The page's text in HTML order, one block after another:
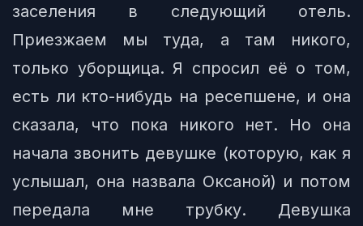
заселения в следующий отель.
Приезжаем мы туда, а там никого,
только уборщица. Я спросил её о том,
есть ли кто-нибудь на ресепшене, и она
сказала, что пока никого нет. Но она
начала звонить девушке (которую, как я
услышал, она назвала Оксаной) и потом
передала мне трубку. Девушка